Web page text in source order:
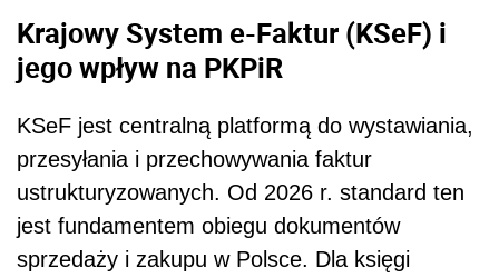
Krajowy System e-Faktur (KSeF) i
jego wpływ na PKPiR
KSeF jest centralną platformą do wystawiania,
przesyłania i przechowywania faktur
ustrukturyzowanych. Od 2026 r. standard ten
jest fundamentem obiegu dokumentów
sprzedaży i zakupu w Polsce. Dla księgi